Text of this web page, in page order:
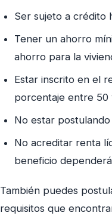
Ser sujeto a crédito
Tener un ahorro
ahorro para la
Estar inscrito en el
porcentaje entre 50
No estar
No acreditar renta
beneficio
También puedes
requisitos que